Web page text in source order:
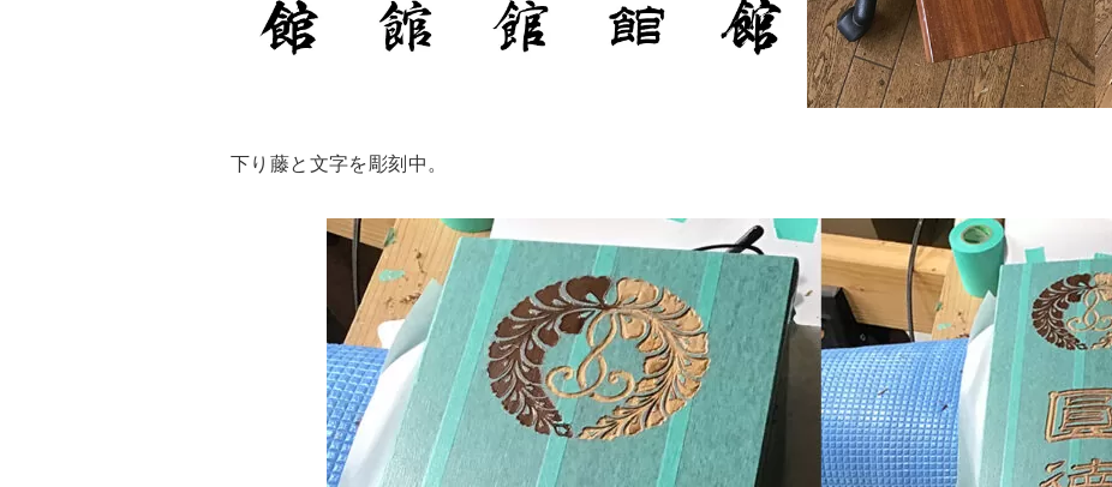
下り藤と文字を彫刻中。